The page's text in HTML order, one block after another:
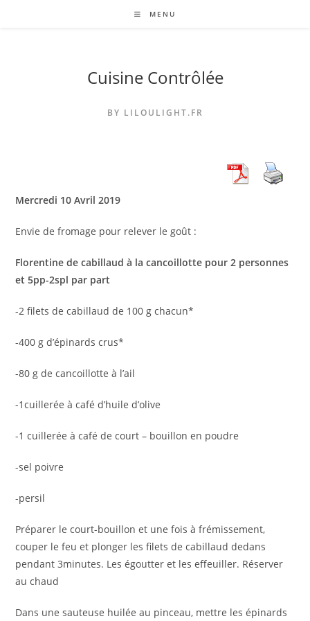
MENU
Cuisine Contrôlée
BY LILOULIGHT.FR
Mercredi 10 Avril 2019
Envie de fromage pour relever le goût :
Florentine de cabillaud à la cancoillotte pour 2 personnes
et 5pp-2spl par part
-2 filets de cabillaud de 100 g chacun*
-400 g d’épinards crus*
-80 g de cancoillotte à l’ail
-1cuillerée à café d’huile d’olive
-1 cuillerée à café de court – bouillon en poudre
-sel poivre
-persil
Préparer le court-bouillon et une fois à frémissement,
couper le feu et plonger les filets de cabillaud dedans
pendant 3minutes. Les égoutter et les effeuiller. Réserver
au chaud
Dans une sauteuse huilée au pinceau, mettre les épinards